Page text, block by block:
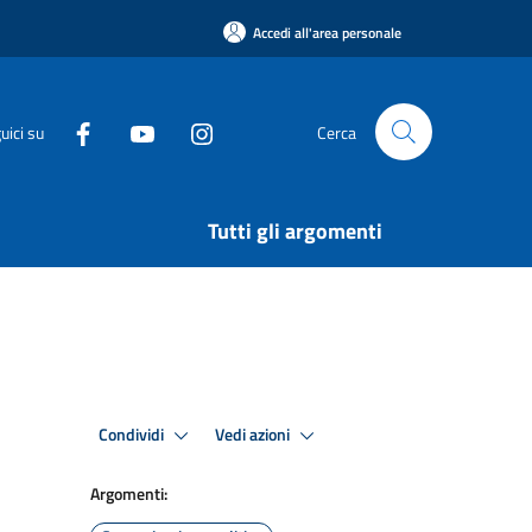
Accedi all'area personale
su Cerca
Tutti gli argomenti
Condividi Vedi azioni
Argomenti: